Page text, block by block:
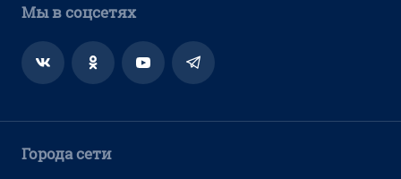
Мы в соцсетях
Города сети